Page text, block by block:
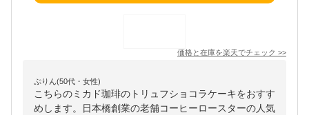
価格と在庫を楽天でチェック >>
ぷりん(50代・女性)
こちらのミカド珈琲のトリュフショコラケーキをおすす
めします。日本橋創業の老舗コーヒーロースターの人気